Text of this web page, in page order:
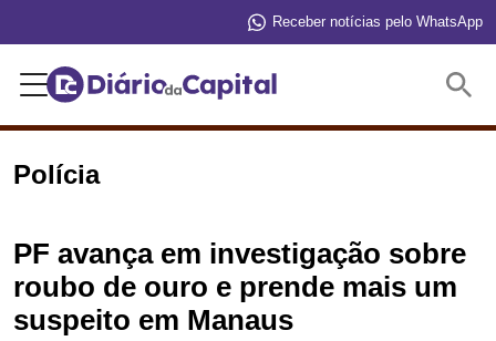
Receber notícias pelo WhatsApp
Polícia
PF avança em investigação sobre
roubo de ouro e prende mais um
suspeito em Manaus